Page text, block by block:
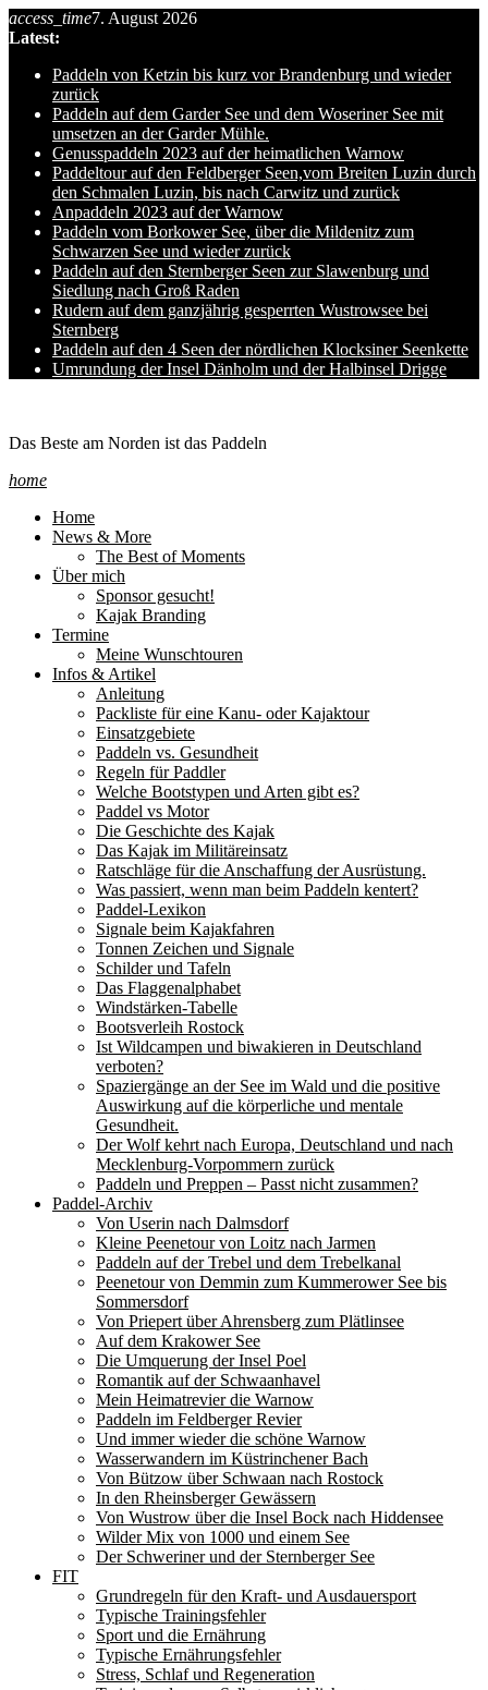
Skip
to
content
access_time7. August 2026
Latest:
Paddeln von Ketzin bis kurz vor Brandenburg und wieder
zurück
Paddeln auf dem Garder See und dem Woseriner See mit
umsetzen an der Garder Mühle.
Genusspaddeln 2023 auf der heimatlichen Warnow
Paddeltour auf den Feldberger Seen,vom Breiten Luzin durch
den Schmalen Luzin, bis nach Carwitz und zurück
Anpaddeln 2023 auf der Warnow
Paddeln vom Borkower See, über die Mildenitz zum
Schwarzen See und wieder zurück
Paddeln auf den Sternberger Seen zur Slawenburg und
Siedlung nach Groß Raden
Rudern auf dem ganzjährig gesperrten Wustrowsee bei
Sternberg
Paddeln auf den 4 Seen der nördlichen Klocksiner Seenkette
Umrundung der Insel Dänholm und der Halbinsel Drigge
Das Beste am Norden ist das Paddeln
home
Home
News & More
The Best of Moments
Über mich
Sponsor gesucht!
Kajak Branding
Termine
Meine Wunschtouren
Infos & Artikel
Anleitung
Packliste für eine Kanu- oder Kajaktour
Einsatzgebiete
Paddeln vs. Gesundheit
Regeln für Paddler
Welche Bootstypen und Arten gibt es?
Paddel vs Motor
Die Geschichte des Kajak
Das Kajak im Militäreinsatz
Ratschläge für die Anschaffung der Ausrüstung.
Was passiert, wenn man beim Paddeln kentert?
Paddel-Lexikon
Signale beim Kajakfahren
Tonnen Zeichen und Signale
Schilder und Tafeln
Das Flaggenalphabet
Windstärken-Tabelle
Bootsverleih Rostock
Ist Wildcampen und biwakieren in Deutschland
verboten?
Spaziergänge an der See im Wald und die positive
Auswirkung auf die körperliche und mentale
Gesundheit.
Der Wolf kehrt nach Europa, Deutschland und nach
Mecklenburg-Vorpommern zurück
Paddeln und Preppen – Passt nicht zusammen?
Paddel-Archiv
Von Userin nach Dalmsdorf
Kleine Peenetour von Loitz nach Jarmen
Paddeln auf der Trebel und dem Trebelkanal
Peenetour von Demmin zum Kummerower See bis
Sommersdorf
Von Priepert über Ahrensberg zum Plätlinsee
Auf dem Krakower See
Die Umquerung der Insel Poel
Romantik auf der Schwaanhavel
Mein Heimatrevier die Warnow
Paddeln im Feldberger Revier
Und immer wieder die schöne Warnow
Wasserwandern im Küstrinchener Bach
Von Bützow über Schwaan nach Rostock
In den Rheinsberger Gewässern
Von Wustrow über die Insel Bock nach Hiddensee
Wilder Mix von 1000 und einem See
Der Schweriner und der Sternberger See
FIT
Grundregeln für den Kraft- und Ausdauersport
Typische Trainingsfehler
Sport und die Ernährung
Typische Ernährungsfehler
Stress, Schlaf und Regeneration